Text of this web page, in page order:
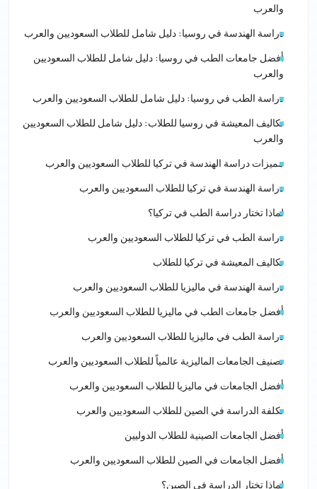
والعرب
دراسة الهندسة في روسيا: دليل شامل للطلاب السعوديين والعرب
أفضل جامعات الطب في روسيا: دليل شامل للطلاب السعوديين
والعرب
دراسة الطب في روسيا: دليل شامل للطلاب السعوديين والعرب
تكاليف المعيشة في روسيا للطلاب: دليل شامل للطلاب السعوديين
والعرب
مميزات دراسة الهندسة في تركيا للطلاب السعوديين والعرب
دراسة الهندسة في تركيا للطلاب السعوديين والعرب
لماذا تختار دراسة الطب في تركيا؟
دراسة الطب في تركيا للطلاب السعوديين والعرب
تكاليف المعيشة في تركيا للطلاب
دراسة الهندسة في ماليزيا للطلاب السعوديين والعرب
أفضل جامعات الطب في ماليزيا للطلاب السعوديين والعرب
دراسة الطب في ماليزيا للطلاب السعوديين والعرب
تصنيف الجامعات الماليزية عالمياً للطلاب السعوديين والعرب
أفضل الجامعات في ماليزيا للطلاب السعوديين والعرب
تكلفة الدراسة في الصين للطلاب السعوديين والعرب
أفضل الجامعات الصينية للطلاب الدوليين
أفضل الجامعات في الصين للطلاب السعوديين والعرب
لماذا تختار الدراسة في الصين؟